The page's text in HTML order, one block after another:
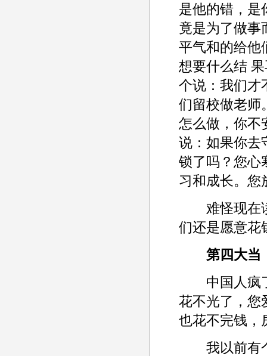
是他的错，是
竟是为了做事
平气和的给他
想要什么结
个说：我们才
们留校做老师
怎么做，你不
说：如果你去
锁了吗？您心
习和成长。您
难怪现在读
们还是愿意花
第四大当
中国人疯了
花不光了，您
也花不完钱，
我以前有个